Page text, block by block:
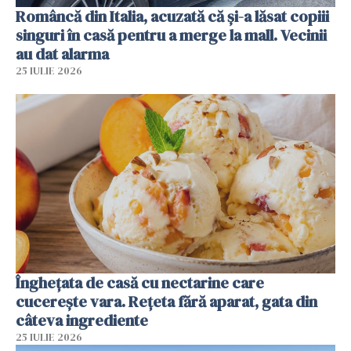
Româncă din Italia, acuzată că și-a lăsat copiii
singuri în casă pentru a merge la mall. Vecinii
au dat alarma
25 IULIE 2026
Înghețata de casă cu nectarine care
cucerește vara. Rețeta fără aparat, gata din
câteva ingrediente
25 IULIE 2026